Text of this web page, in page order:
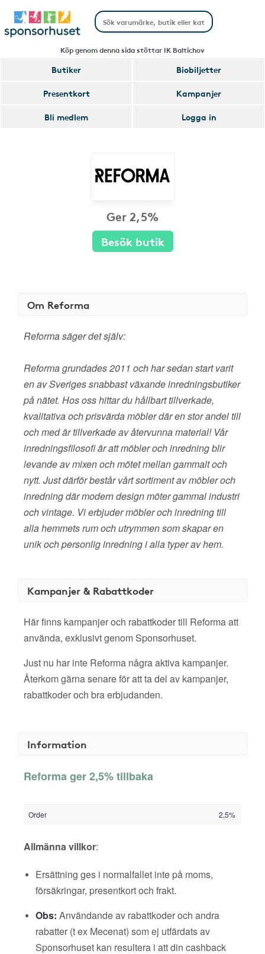
Köp genom denna sida stöttar IK Baltichov
Butiker
Biobiljetter
Presentkort
Kampanjer
Bli medlem
Logga in
Ger 2,5%
Besök butik
Om Reforma
Reforma säger det själv:
Reforma grundades 2011 och har sedan start varit
en av Sveriges snabbast växande inredningsbutiker
på nätet. Hos oss hittar du hållbart tillverkade,
kvalitativa och prisvärda möbler där en stor andel till
och med är tillverkade av återvunna material! Vår
inredningsfilosofi är att möbler och inredning blir
levande av mixen och mötet mellan gammalt och
nytt. Just därför består vårt sortiment av möbler och
inredning där modern design möter gammal industri
och vintage. Vi erbjuder möbler och inredning till
alla hemmets rum och utrymmen som skapar en
unik och personlig inredning i alla typer av hem.
Kampanjer & Rabattkoder
Här finns kampanjer och rabattkoder till Reforma att
använda, exklusivt genom Sponsorhuset.
Just nu har inte Reforma några aktiva kampanjer.
Återkom gärna senare för att ta del av kampanjer,
rabattkoder och bra erbjudanden.
Information
Reforma ger 2,5% tillbaka
Order 2,5%
Allmänna villkor:
Ersättning ges i normalfallet inte på moms,
försäkringar, presentkort och frakt.
Obs: Användande av rabattkoder och andra
rabatter (t ex Mecenat) som ej utfärdats av
Sponsorhuset kan resultera i att din cashback